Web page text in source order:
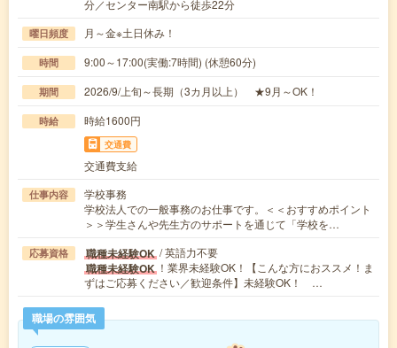
分／センター南駅から徒歩22分
曜日頻度 月～金※土日休み！
時間 9:00～17:00(実働:7時間) (休憩60分)
期間 2026/9/上旬～長期（3カ月以上） ★9月～OK！
時給 時給1600円
交通費
交通費支給
仕事内容
学校事務
学校法人での一般事務のお仕事です。＜＜おすすめポイント
＞＞学生さんや先生方のサポートを通じて「学校を…
応募資格 職種未経験OK / 英語力不要
職種未経験OK ！業界未経験OK！【こんな方におススメ！ま
ずはご応募ください／歓迎条件】未経験OK！ …
職場の雰囲気